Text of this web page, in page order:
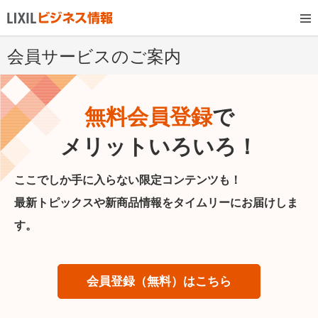
会員サービスのご案内
無料会員登録で
メリットいろいろ！
ここでしか手に入らない限定コンテンツも！
最新トピックスや新商品情報をタイムリーにお届けしま
す。
会員登録（無料）はこちら